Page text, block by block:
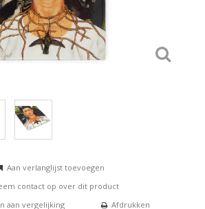
Aan verlanglijst toevoegen
contact op over dit product
aan vergelijking
Afdrukken